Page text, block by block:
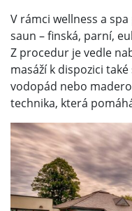
V rámci wellness a
saun – finská, parní,
Z procedur je vedle
masáží k dispozici
vodopád nebo
technika, která